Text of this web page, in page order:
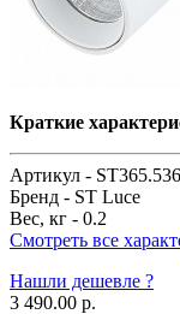
Краткие
Артикул -
Бренд - ST Luce
Вес, кг - 0.2
Смотреть все
Нашли дешевле ?
3 490.00 р.